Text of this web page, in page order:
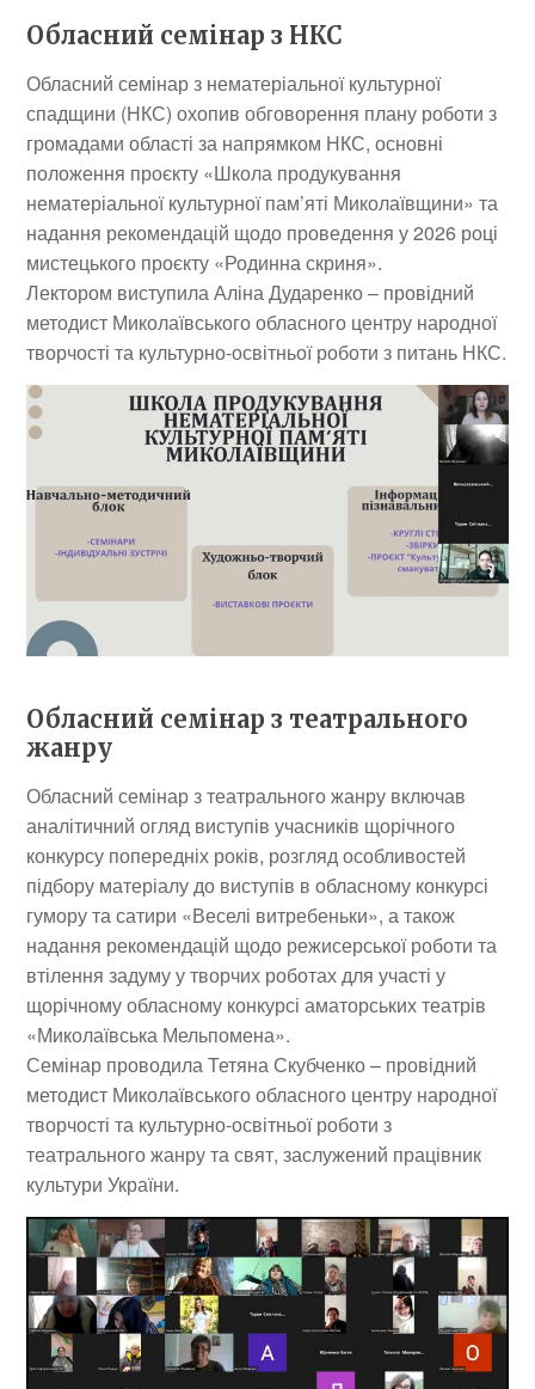
Обласний семінар з НКС
Обласний семінар з нематеріальної культурної
спадщини (НКС) охопив обговорення плану роботи з
громадами області за напрямком НКС, основні
положення проєкту «Школа продукування
нематеріальної культурної пам’яті Миколаївщини» та
надання рекомендацій щодо проведення у 2026 році
мистецького проєкту «Родинна скриня».
Лектором виступила Аліна Дударенко – провідний
методист Миколаївського обласного центру народної
творчості та культурно-освітньої роботи з питань НКС.
Обласний семінар з театрального
жанру
Обласний семінар з театрального жанру включав
аналітичний огляд виступів учасників щорічного
конкурсу попередніх років, розгляд особливостей
підбору матеріалу до виступів в обласному конкурсі
гумору та сатири «Веселі витребеньки», а також
надання рекомендацій щодо режисерської роботи та
втілення задуму у творчих роботах для участі у
щорічному обласному конкурсі аматорських театрів
«Миколаївська Мельпомена».
Семінар проводила Тетяна Скубченко – провідний
методист Миколаївського обласного центру народної
творчості та культурно-освітньої роботи з
театрального жанру та свят, заслужений працівник
культури України.